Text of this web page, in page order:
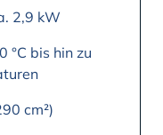
2,9 kW
°C bis hin zu
cm²)